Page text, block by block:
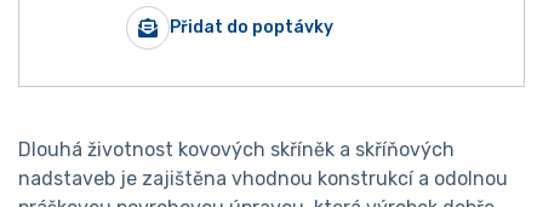
Přidat do poptávky
Dlouhá životnost kovových skříněk a skříňových
nadstaveb je zajištěna vhodnou konstrukcí a odolnou